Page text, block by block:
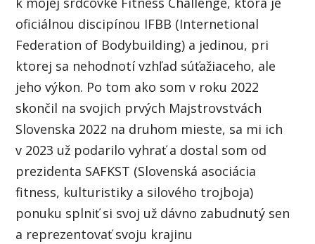
oficiálnou discipínou IFBB (Internetional
Federation of Bodybuilding) a jedinou, pri
ktorej sa nehodnotí vzhľad súťažiaceho, ale
jeho výkon. Po tom ako som v roku 2022
skončil na svojich prvých Majstrovstvách
Slovenska 2022 na druhom mieste, sa mi ich
v 2023 už podarilo vyhrať a dostal som od
prezidenta SAFKST (Slovenská asociácia
fitness, kulturistiky a silového trojboja)
ponuku splniť si svoj už dávno zabudnutý sen
a reprezentovať svoju krajinu